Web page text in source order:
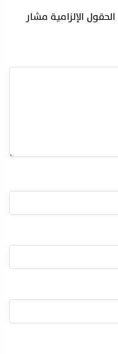
الحقول الإلزامية مشار